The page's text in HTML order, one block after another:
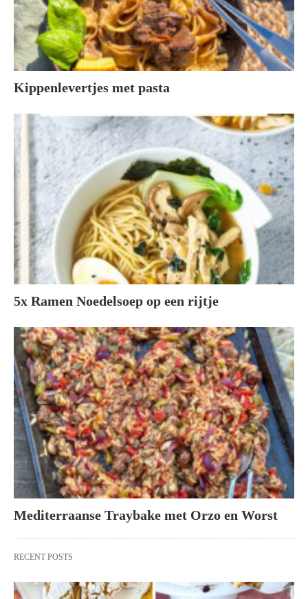
Kippenlevertjes met pasta
5x Ramen Noedelsoep op een rijtje
Mediterraanse Traybake met Orzo en Worst
RECENT POSTS